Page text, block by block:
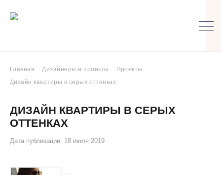
Главная Дизайнеры и проекты
Проекты
Дизайн квартиры в серых оттенках
ДИЗАЙН КВАРТИРЫ В СЕРЫХ
ОТТЕНКАХ
Дата публикации: 18 июля 2019